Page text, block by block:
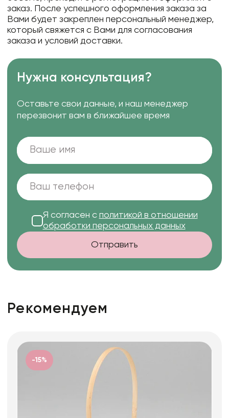
заказ. После успешного оформления заказа за
Вами будет закреплен персональный менеджер,
который свяжется с Вами для согласования
заказа и условий доставки.
Нужна консультация?
Оставьте свои данные, и наш менеджер
перезвонит вам в ближайшее время
Я согласен с политикой в отношении
обработки персональных данных
Отправить
Рекомендуем
-15%